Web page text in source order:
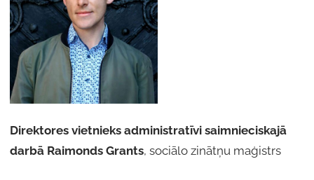
Direktoresvietnieks administratīvi saimnieciskajā
darbā Raimonds Grants, sociālo zinātņu maģistrs